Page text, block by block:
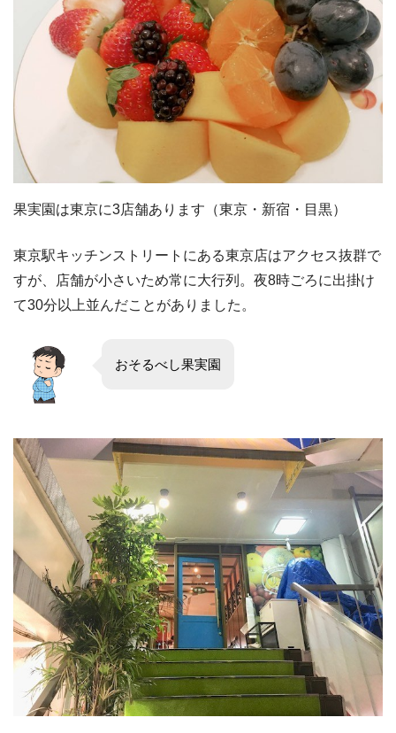
果実園は東京に3店舗あります（東京・新宿・目黒）
東京駅キッチンストリートにある東京店はアクセス抜群で
すが、店舗が小さいため常に大行列。夜8時ごろに出掛け
て30分以上並んだことがありました。
おそるべし果実園